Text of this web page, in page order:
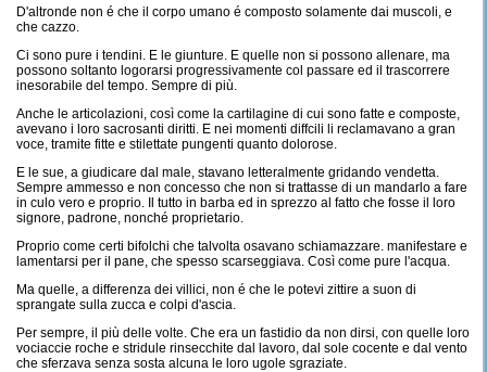
D'altronde non é che il corpo umano é composto solamente dai muscoli, e
che cazzo.
Ci sono pure i tendini. E le giunture. E quelle non si possono allenare, ma
possono soltanto logorarsi progressivamente col passare ed il trascorrere
inesorabile del tempo. Sempre di più.
Anche le articolazioni, così come la cartilagine di cui sono fatte e composte,
avevano i loro sacrosanti diritti. E nei momenti diffcili li reclamavano a gran
voce, tramite fitte e stilettate pungenti quanto dolorose.
E le sue, a giudicare dal male, stavano letteralmente gridando vendetta.
Sempre ammesso e non concesso che non si trattasse di un mandarlo a fare
in culo vero e proprio. Il tutto in barba ed in sprezzo al fatto che fosse il loro
signore, padrone, nonché proprietario.
Proprio come certi bifolchi che talvolta osavano schiamazzare. manifestare e
lamentarsi per il pane, che spesso scarseggiava. Così come pure l'acqua.
Ma quelle, a differenza dei villici, non é che le potevi zittire a suon di
sprangate sulla zucca e colpi d'ascia.
Per sempre, il più delle volte. Che era un fastidio da non dirsi, con quelle loro
vociaccie roche e stridule rinsecchite dal lavoro, dal sole cocente e dal vento
che sferzava senza sosta alcuna le loro ugole sgraziate.